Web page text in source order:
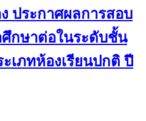
ง ประกาศผลการสอบ
ศึกษาต่อในระดับชั้น
เภทห้องเรียนปกติ ปี